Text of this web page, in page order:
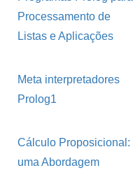
Processamento de
Listas e Aplicações
Meta interpretadores
Prolog1
Cálculo Proposicional:
uma Abordagem